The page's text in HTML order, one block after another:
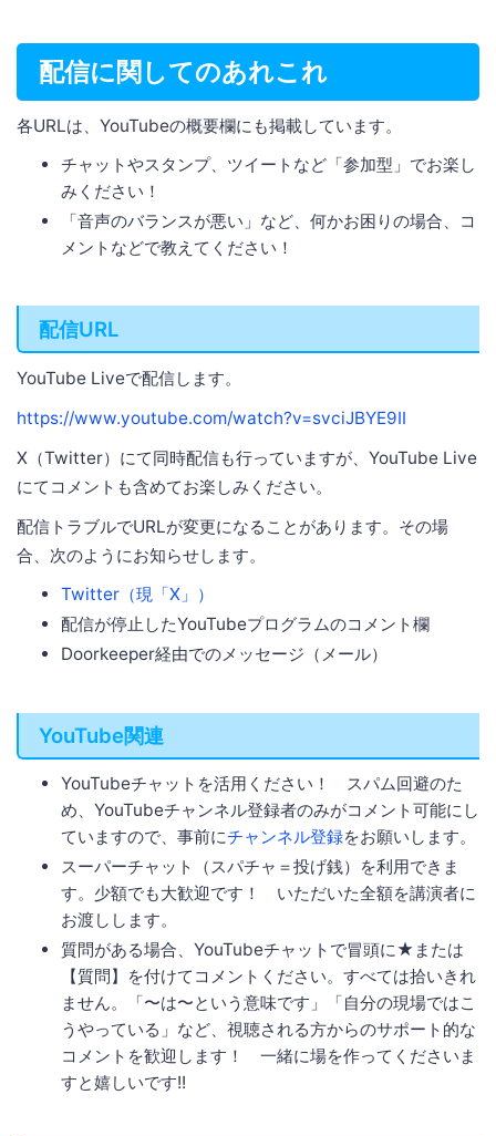
配信に関してのあれこれ
各URLは、YouTubeの概要欄にも掲載しています。
チャットやスタンプ、ツイートなど「参加型」でお楽し
みください！
「音声のバランスが悪い」など、何かお困りの場合、コ
メントなどで教えてください！
配信URL
YouTube Liveで配信します。
https://www.youtube.com/watch?v=svciJBYE9II
X（Twitter）にて同時配信も行っていますが、YouTube Live
にてコメントも含めてお楽しみください。
配信トラブルでURLが変更になることがあります。その場
合、次のようにお知らせします。
Twitter（現「X」）
配信が停止したYouTubeプログラムのコメント欄
Doorkeeper経由でのメッセージ（メール）
YouTube関連
YouTubeチャットを活用ください！ スパム回避のた
め、YouTubeチャンネル登録者のみがコメント可能にし
ていますので、事前にチャンネル登録をお願いします。
スーパーチャット（スパチャ＝投げ銭）を利用できま
す。少額でも大歓迎です！ いただいた全額を講演者に
お渡しします。
質問がある場合、YouTubeチャットで冒頭に★または
【質問】を付けてコメントください。すべては拾いきれ
ません。「〜は〜という意味です」「自分の現場ではこ
うやっている」など、視聴される方からのサポート的な
コメントを歓迎します！ 一緒に場を作ってくださいま
すと嬉しいです!!